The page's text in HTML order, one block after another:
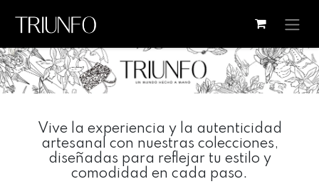
Vive la experiencia y la autenticidad
artesanal con nuestras colecciones,
diseñadas para reflejar tu estilo y
comodidad en cada paso.